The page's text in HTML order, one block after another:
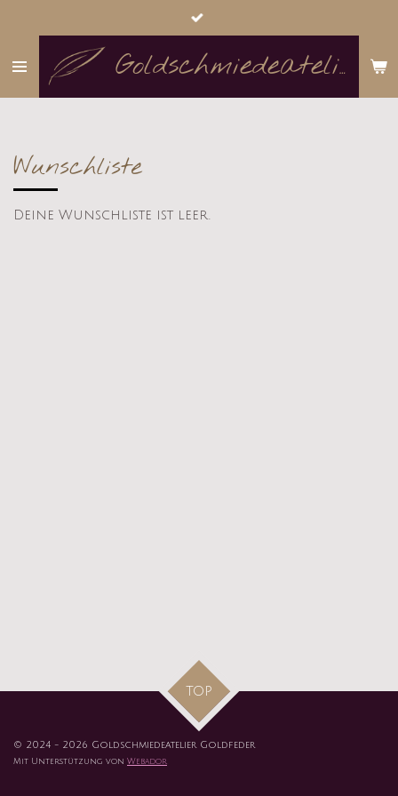
springen
Goldschmiedeatelier Goldfeder
Wunschliste
Deine Wunschliste ist leer.
TOP
© 2024 - 2026 Goldschmiedeatelier Goldfeder
Mit Unterstützung von Webador